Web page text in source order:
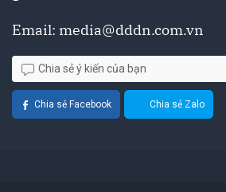
Email: media@dddn.com.vn
Chia sẻ ý kiến của bạn
Chia sẻ Facebook Chia sẻ Zalo